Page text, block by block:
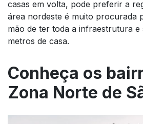
casas em volta, pode preferir a
área nordeste é muito procurada
mão de ter toda a infraestrutura
metros de casa.
Conheça os
Zona Norte de